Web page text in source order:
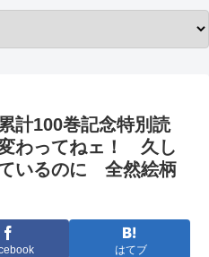
計100巻記念特別読
わってねェ！ 久し
いるのに 全然絵柄
はてブ